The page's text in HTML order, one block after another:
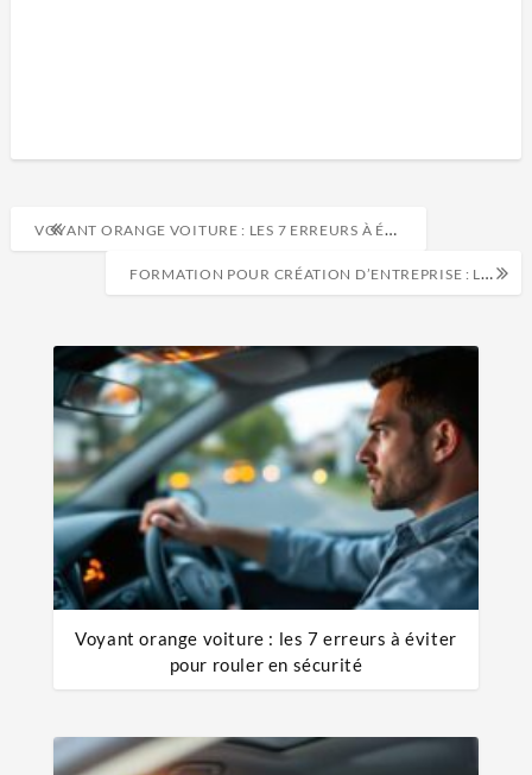
VOYANT ORANGE VOITURE : LES 7 ERREURS À ÉVITER POUR ROULER EN SÉCURITÉ
FORMATION POUR CRÉATION D’ENTREPRISE : LES 7 CRITÈRES POUR BIEN CHOISIR SA FORMATION
Voyant orange voiture : les 7 erreurs à éviter
pour rouler en sécurité